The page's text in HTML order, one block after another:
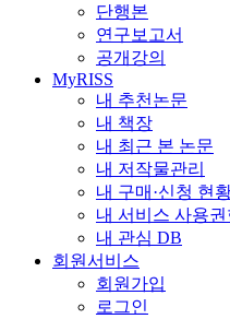
단행본
연구보고서
공개강의
MyRISS
내 추천논문
내 책장
내 최근 본 논문
내 저작물관리
내 구매·신청 현
내 서비스 사용
내 관심 DB
회원서비스
회원가입
로그인